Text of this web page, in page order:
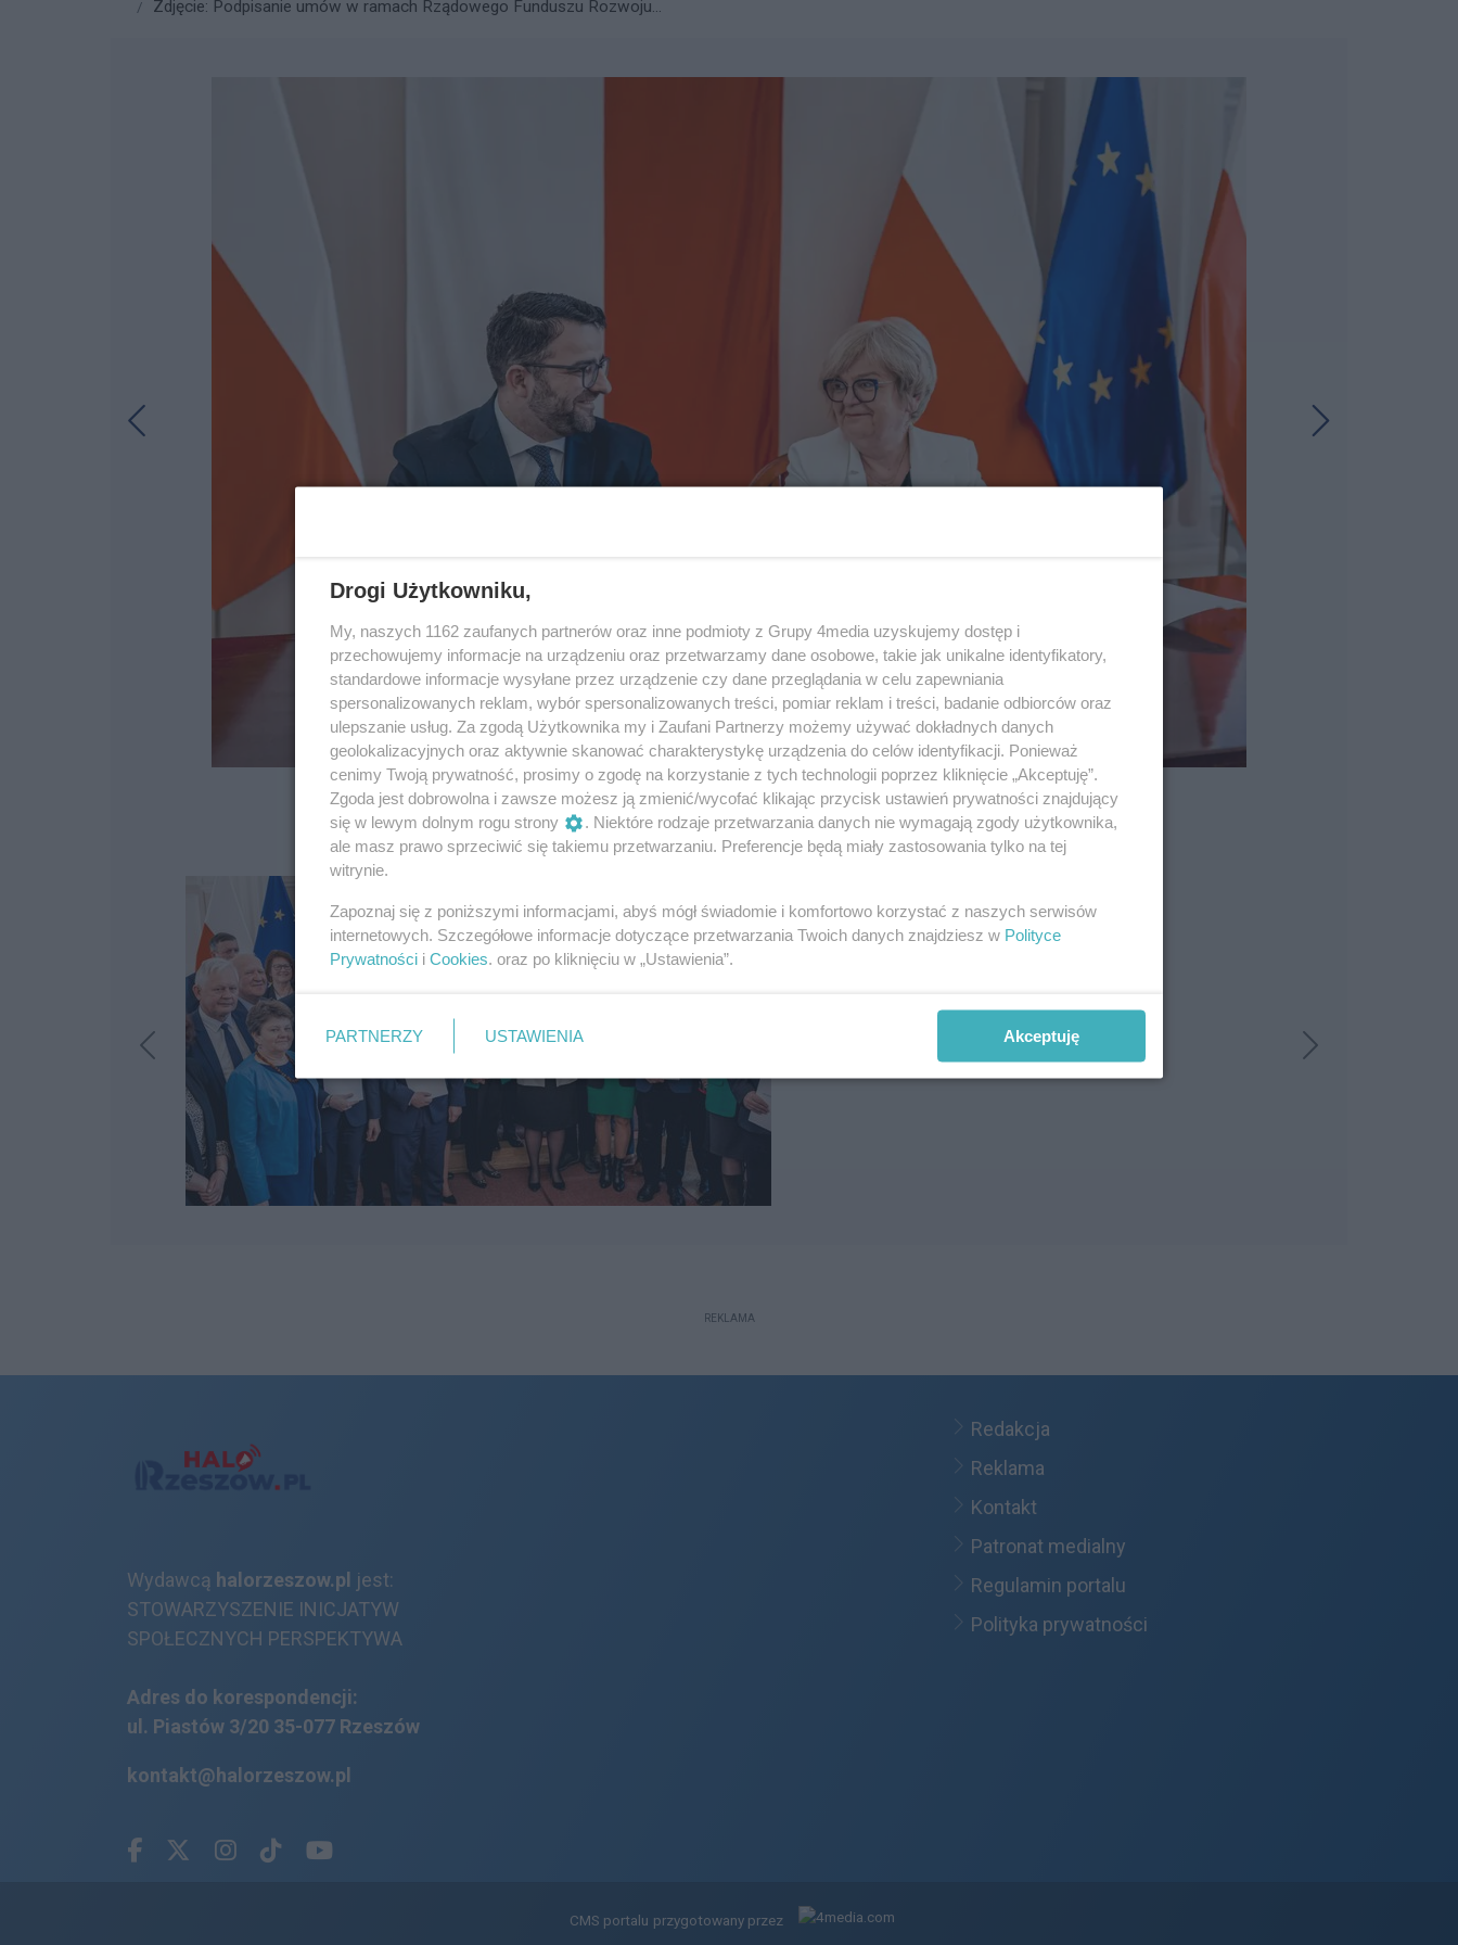
Zdjęcie: Podpisanie umów w ramach Rządowego Funduszu Rozwoju...
5 / 9
REKLAMA
Wydawcą halorzeszow.pl jest:
STOWARZYSZENIE INICJATYW
SPOŁECZNYCH PERSPEKTYWA
Adres do korespondencji:
ul. Piastów 3/20 35-077 Rzeszów
kontakt@halorzeszow.pl
Redakcja
Reklama
Kontakt
Patronat medialny
Regulamin portalu
Polityka prywatności
Facebook.com
X.comInstagram.com
Tiktok.com
Youtube.com
CMS portalu przygotowany przez
Drogi Użytkowniku,
My, naszych 1162 zaufanych partnerów oraz inne podmioty z Grupy 4media uzyskujemy dostęp i
przechowujemy informacje na urządzeniu oraz przetwarzamy dane osobowe, takie jak unikalne identyfikatory,
standardowe informacje wysyłane przez urządzenie czy dane przeglądania w celu zapewniania
spersonalizowanych reklam, wybór spersonalizowanych treści, pomiar reklam i treści, badanie odbiorców oraz
ulepszanie usług. Za zgodą Użytkownika my i Zaufani Partnerzy możemy używać dokładnych danych
geolokalizacyjnych oraz aktywnie skanować charakterystykę urządzenia do celów identyfikacji. Ponieważ
cenimy Twoją prywatność, prosimy o zgodę na korzystanie z tych technologii poprzez kliknięcie „Akceptuję”.
Zgoda jest dobrowolna i zawsze możesz ją zmienić/wycofać klikając przycisk ustawień prywatności znajdujący
się w lewym dolnym rogu strony
. Niektóre rodzaje przetwarzania danych nie wymagają zgody użytkownika,
ale masz prawo sprzeciwić się takiemu przetwarzaniu. Preferencje będą miały zastosowania tylko na tej
witrynie.
Zapoznaj się z poniższymi informacjami, abyś mógł świadomie i komfortowo korzystać z naszych serwisów
internetowych. Szczegółowe informacje dotyczące przetwarzania Twoich danych znajdziesz w Polityce
Prywatności i Cookies. oraz po kliknięciu w „Ustawienia”.
PARTNERZY USTAWIENIA Akceptuję